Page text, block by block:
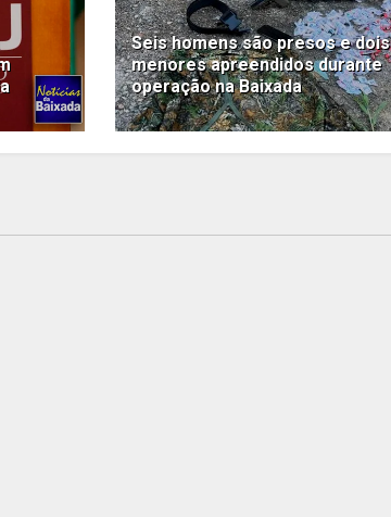
Seis homens são presos e dois
menores apreendidos durante
operação na Baixada